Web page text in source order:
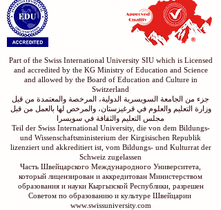
Part of the Swiss International University SIU which is Licensed
and accredited by the KG Ministry of Education and Science
and allowed by the Board of Education and Culture in
Switzerland
جزء من الجامعة السويسرية الدولية، المرخصة والمعتمدة من قبل
وزارة التعليم والعلوم في قرغيزستان، والمرخص لها بالعمل من قبل
مجلس التعليم والثقافة في سويسرا
Teil der Swiss International University, die von dem Bildungs-
und Wissenschaftsministerium der Kirgisischen Republik
lizenziert und akkreditiert ist, vom Bildungs- und Kulturrat der
Schweiz zugelassen
Часть Швейцарского Международного Университета,
который лицензирован и аккредитован Министерством
образования и науки Кыргызской Республики, разрешен
Советом по образованию и культуре Швейцарии
www.swissuniversity.com